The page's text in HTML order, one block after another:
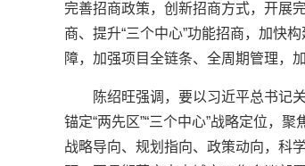
完善招商政策，创新招商方式，开展
商、提升“三个中心”功能招商，加快
障，加强项目全链条、全周期管理，
陈绍旺强调，要以习近平总书记
锚定“两先区”“三个中心”战略定位，
战略导向、规划指向、政策动向，科